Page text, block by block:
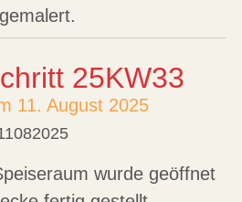
gemalert.
25KW33
11. August 2025
wurde geöffnet